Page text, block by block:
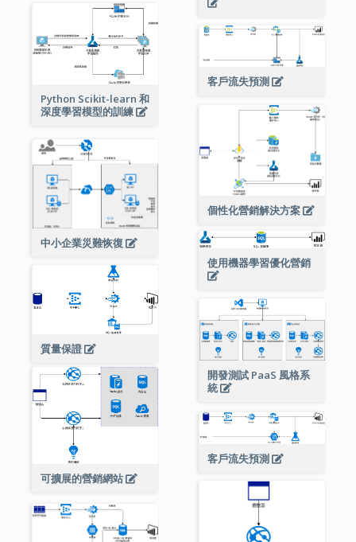
Python Scikit-learn 和
深度學習模型的訓練
客戶流失預測
個性化營銷解決方案
中小企業災難恢復
使用機器學習優化營銷
質量保證
開發測試 PaaS 風格系
統
可擴展的營銷網站
客戶流失預測